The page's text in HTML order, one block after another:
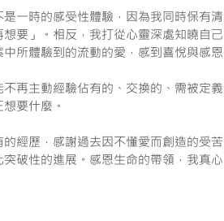
是一時的感受性體驗，因為我同時保有
想要」。相反，我打從心靈深處知曉自
所體驗到的流動的愛，感到喜悅與感恩
不再主動經驗佔有的、交換的、需被定
要什麼。
的經歷，感謝過去因不懂愛而創造的受
破性的進展。感恩生命的帶領，我真心